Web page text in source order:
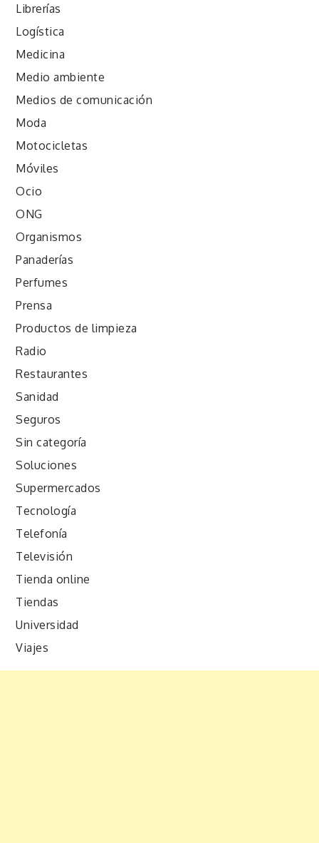
Librerías
Logística
Medicina
Medio ambiente
Medios de comunicación
Moda
Motocicletas
Móviles
Ocio
ONG
Organismos
Panaderías
Perfumes
Prensa
Productos de limpieza
Radio
Restaurantes
Sanidad
Seguros
Sin categoría
Soluciones
Supermercados
Tecnología
Telefonía
Televisión
Tienda online
Tiendas
Universidad
Viajes